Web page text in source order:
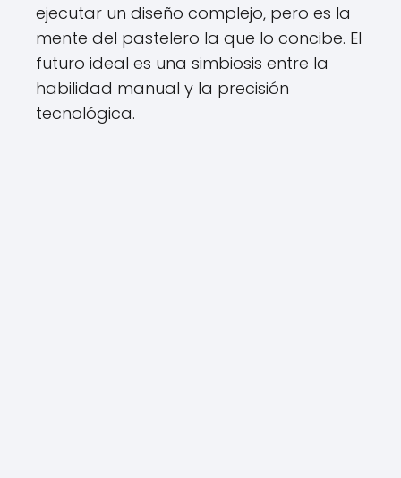
ejecutar un diseño complejo, pero es la
mente del pastelero la que lo concibe. El
futuro ideal es una simbiosis entre la
habilidad manual y la precisión
tecnológica.